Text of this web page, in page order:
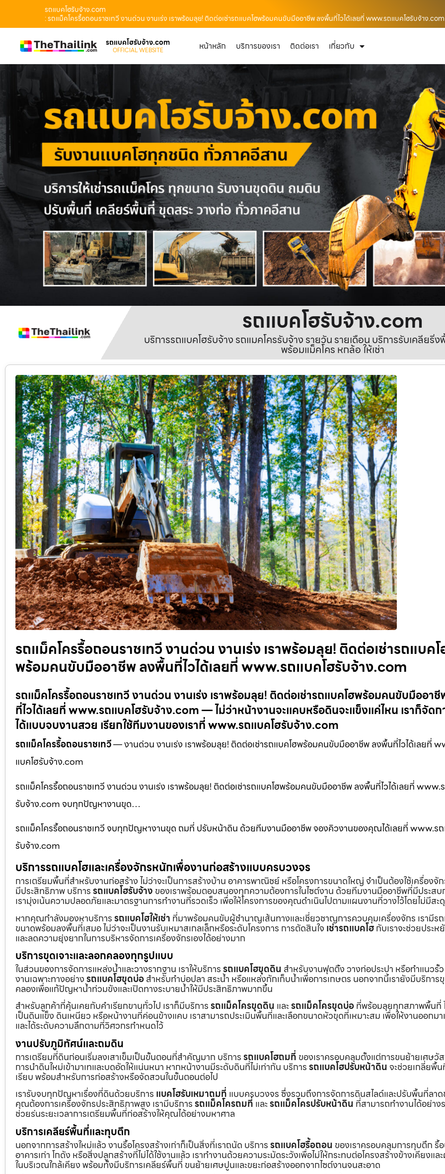
รถแบคโฮรับจ้าง.com
: รถแม็คโครรื้อถอนราชเทวี งานด่วน งานเร่ง เราพร้อมลุย! ติดต่อเช่ารถแบคโฮพร้อมคนขับมืออาชีพ ลงพื้นที่ไวได้เลยที่ www.รถแบคโฮรับจ้าง.com
รถแบคโฮรับจ้าง.com
OFFICIAL WEBSITE หน้าหลัก บริการของเรา ติดต่อเรา เกี่ยวกับ
รถแบคโฮรับจ้าง.com
บริการรถแบคโฮรับจ้าง รถแมคโครรับจ้าง รายวัน รายเดือน บริการรับเคลีย
พร้อมแม็คโคร หกล้อ ให้เช่า
รถแม็คโครรื้อถอนราชเทวี งานด่วน งานเร่ง เราพร้อมลุย! ติดต่อเช่ารถแบคโ
พร้อมคนขับมืออาชีพ ลงพื้นที่ไวได้เลยที่ www.รถแบคโฮรับจ้าง.com
รถแม็คโครรื้อถอนราชเทวี งานด่วน งานเร่ง เราพร้อมลุย! ติดต่อเช่ารถแบคโฮพร้อมคนขับมืออา
ที่ไวได้เลยที่ www.รถแบคโฮรับจ้าง.com — ไม่ว่าหน้างานจะแคบหรือดินจะแข็งแค่ไหน เราก็จัด
ได้แบบจบงานสวย เรียกใช้ทีมงานของเราที่ www.รถแบคโฮรับจ้าง.com
รถแม็คโครรื้อถอนราชเทวี— งานด่วน งานเร่ง เราพร้อมลุย! ติดต่อเช่ารถแบคโฮพร้อมคนขับมืออาชีพ ลงพื้นที่ไวได้เลยที่
แบคโฮรับจ้าง.com
รถแม็คโครรื้อถอนราชเทวี งานด่วน งานเร่ง เราพร้อมลุย! ติดต่อเช่ารถแบคโฮพร้อมคนขับมืออาชีพ ลงพื้นที่ไวได้เลยที่ www.
รับจ้าง.com จบทุกปัญหางานขุด…
รถแม็คโครรื้อถอนราชเทวี จบทุกปัญหางานขุด ถมที่ ปรับหน้าดิน ด้วยทีมงานมืออาชีพ จองคิวงานของคุณได้เลยที่ www.ร
รับจ้าง.com
บริการรถแบคโฮและเครื่องจักรหนักเพื่องานก่อสร้างแบบครบวงจร
การเตรียมพื้นที่สำหรับงานก่อสร้าง ไม่ว่าจะเป็นการสร้างบ้าน อาคารพาณิชย์ หรือโครงการขนาดใหญ่ จำเป็นต้องใช้เครื่อง
มีประสิทธิภาพ บริการรถแบคโฮรับจ้าง ของเราพร้อมตอบสนองทุกความต้องการในไซต์งาน ด้วยทีมงานมืออาชีพที่มีประส
เรามุ่งเน้นความปลอดภัยและมาตรฐานการทำงานที่รวดเร็ว เพื่อให้โครงการของคุณดำเนินไปตามแผนงานที่วางไว้โดยไม่มีสะ
หากคุณกำลังมองหาบริการรถแบคโฮให้เช่า ที่มาพร้อมคนขับผู้ชำนาญเส้นทางและเชี่ยวชาญการควบคุมเครื่องจักร เรามีร
ขนาดพร้อมลงพื้นที่เสมอ ไม่ว่าจะเป็นงานรับเหมาสเกลเล็กหรือระดับโครงการ การตัดสินใจ เช่ารถแบคโฮกับเราจะช่วยประ
และลดความยุ่งยากในการบริหารจัดการเครื่องจักรเองได้อย่างมาก
บริการขุดเจาะและลอกคลองทุกรูปแบบ
ในส่วนของการจัดการแหล่งน้ำและวางรากฐาน เราให้บริการรถแบคโฮขุดดิน สำหรับงานฟุตติ้ง วางท่อประปา หรือทำแนวรั้
งานเฉพาะทางอย่างรถแบคโฮขุดบ่อสำหรับทำบ่อปลา สระน้ำ หรือแหล่งกักเก็บน้ำเพื่อการเกษตร นอกจากนี้เรายังมีบริการ
คลองเพื่อแก้ปัญหาน้ำท่วมขังและเปิดทางระบายน้ำให้มีประสิทธิภาพมากขึ้น
สำหรับลูกค้าที่คุ้นเคยกับคำเรียกขานทั่วไป เราก็มีบริการรถแม็คโครขุดดิน และรถแม็คโครขุดบ่อที่พร้อมลุยทุกสภาพพื้นที่
เป็นดินแข็ง ดินเหนียว หรือหน้างานที่ค่อนข้างแคบ เราสามารถประเมินพื้นที่และเลือกขนาดหัวขุดที่เหมาะสม เพื่อให้งานออกม
และได้ระดับความลึกตามที่วิศวกรกำหนดไว้
งานปรับภูมิทัศน์และถมดิน
การเตรียมที่ดินก่อนเริ่มลงเสาเข็มเป็นขั้นตอนที่สำคัญมาก บริการรถแบคโฮถมที่ ของเราครอบคลุมตั้งแต่การขนย้ายเศษวั
การนำดินใหม่เข้ามาเทและบดอัดให้แน่นหนา หากหน้างานมีระดับดินที่ไม่เท่ากัน บริการรถแบคโฮปรับหน้าดินจะช่วยเกลี่ยพื้น
เรียบ พร้อมสำหรับการก่อสร้างหรือจัดสวนในขั้นตอนต่อไป
เรารับจบทุกปัญหาเรื่องที่ดินด้วยบริการ แบคโฮรับเหมาถมที่ แบบครบวงจร ซึ่งรวมถึงการจัดการดินสไลด์และปรับพื้นที่ลา
คุณต้องการเครื่องจักรประสิทธิภาพสูง เรามีบริการรถแม็คโครถมที่ และรถแม็คโครปรับหน้าดิน ที่สามารถทำงานได้อย่าง
ช่วยร่นระยะเวลาการเตรียมพื้นที่ก่อสร้างให้คุณได้อย่างมหาศาล
บริการเคลียร์พื้นที่และทุบตึก
นอกจากการสร้างใหม่แล้ว งานรื้อโครงสร้างเก่าก็เป็นสิ่งที่เราถนัด บริการรถแบคโฮรื้อถอน ของเราครอบคลุมการทุบตึก รื้
อาคารเก่า โกดัง หรือสิ่งปลูกสร้างที่ไม่ได้ใช้งานแล้ว เราทำงานด้วยความระมัดระวังเพื่อไม่ให้กระทบต่อโครงสร้างข้างเคียงแ
ในบริเวณใกล้เคียง พร้อมทั้งมีบริการเคลียร์พื้นที่ ขนย้ายเศษปูนและขยะก่อสร้างออกจากไซต์งานจนสะอาด